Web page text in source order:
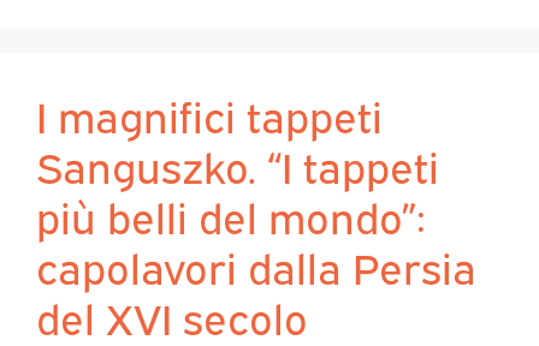
I magnifici tappeti
Sanguszko. “I tappeti
più belli del mondo”:
capolavori dalla Persia
del XVI secolo